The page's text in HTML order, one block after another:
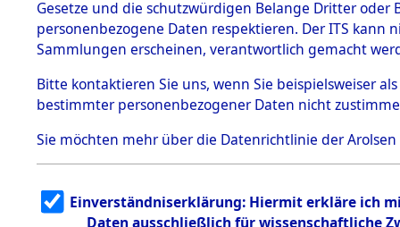
1.2.9.1
Effekten aus
dem KZ
Dachau
1.2.9.2
Effekten aus
dem KZ
Bayerisches
1.2.9.3
Effekten aus
Gesetze und die schutzwürdigen Belange Dritter
personenbezogene Daten respektieren. Der ITS
Sammlungen erscheinen, verantwortlich gemacht
Bitte kontaktieren Sie uns, wenn Sie beispielsweiser
bestimmter personenbezogener Daten nicht
Sie möchten mehr über die Datenrichtlinie der Arolsen
Einverständniserklärung: Hiermit erkläre ich
Daten ausschließlich für wissenschaftliche